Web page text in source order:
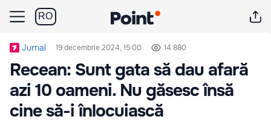
RO
Jurnal 19 decembrie 2024, 15:00 14 880
Recean: Sunt gata să dau afară
azi 10 oameni. Nu găsesc însă
cine să-i înlocuiască